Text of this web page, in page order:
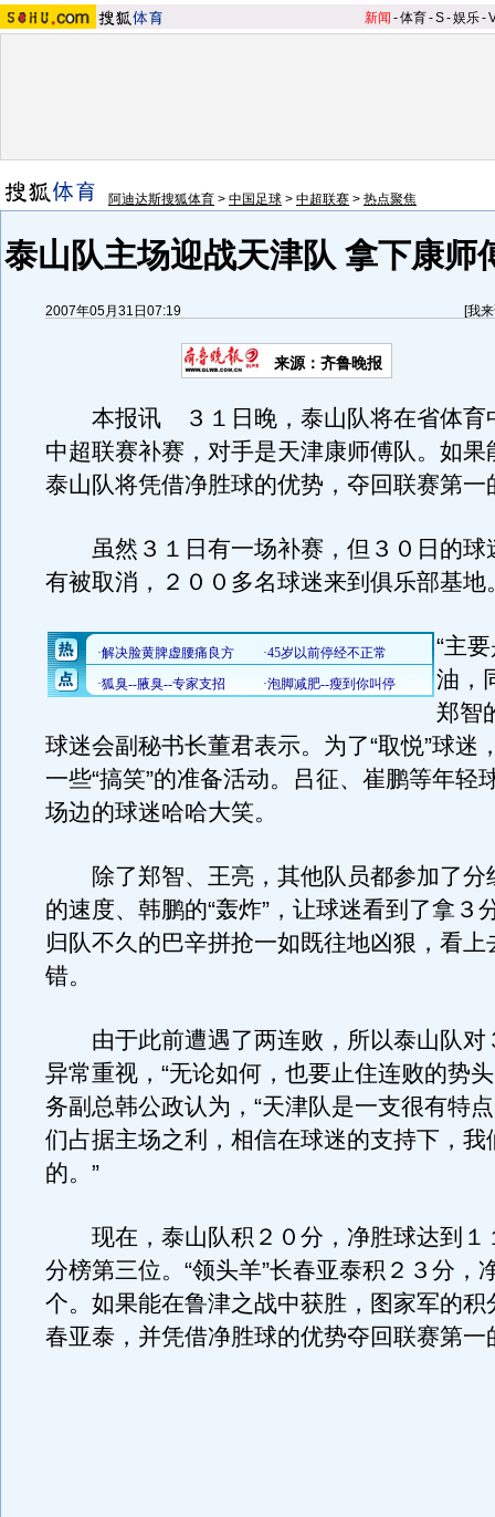
新闻 -体育-S-娱乐-
阿迪达斯搜狐体育 > 中国足球 > 中超联赛 > 热点聚焦
泰山队主场迎战天津队 拿下康师
2007年05月31日07:19 [我
来源：齐鲁晚报
本报讯 ３１日晚，泰山队将在省体育
中超联赛补赛，对手是天津康师傅队。如果
泰山队将凭借净胜球的优势，夺回联赛第一
虽然３１日有一场补赛，但３０日的球
有被取消，２００多名球迷来到俱乐部基地
“主
油，
郑智
球迷会副秘书长董君表示。为了“取悦”球迷
一些“搞笑”的准备活动。吕征、崔鹏等年轻
场边的球迷哈哈大笑。
除了郑智、王亮，其他队员都参加了分
的速度、韩鹏的“轰炸”，让球迷看到了拿３
归队不久的巴辛拼抢一如既往地凶狠，看上
错。
由于此前遭遇了两连败，所以泰山队对
异常重视，“无论如何，也要止住连败的势
务副总韩公政认为，“天津队是一支很有特
们占据主场之利，相信在球迷的支持下，我
的。”
现在，泰山队积２０分，净胜球达到１
分榜第三位。“领头羊”长春亚泰积２３分，
个。如果能在鲁津之战中获胜，图家军的积
春亚泰，并凭借净胜球的优势夺回联赛第一